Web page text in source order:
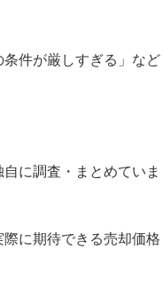
条件が厳しすぎる」など
に調査・まとめていま
に期待できる売却価格